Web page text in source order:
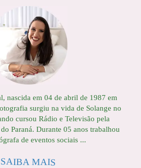
nascida em 04 de abril de 1987 em
surgiu na vida de Solange no
cursou Rádio e Televisão pela
Paraná. Durante 05 anos trabalhou
de eventos sociais ...
SAIBA MAIS